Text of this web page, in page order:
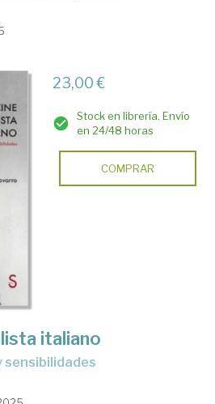
23,00 €
Stock en librería. Envío
en 24/48 horas
COMPRAR
italiano
sensibilidades